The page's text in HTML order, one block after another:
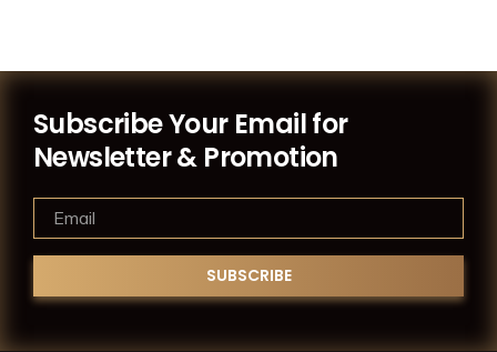
Subscribe Your Email for
Newsletter & Promotion